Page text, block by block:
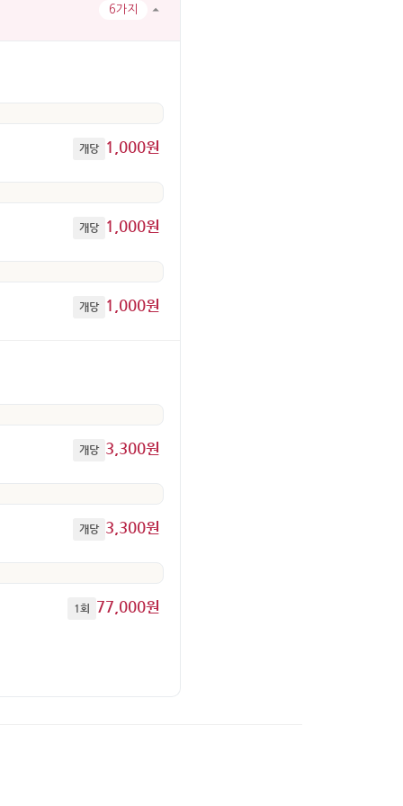
6가지
개당 1,000원
개당 1,000원
개당 1,000원
개당 3,300원
개당 3,300원
1회 77,000원